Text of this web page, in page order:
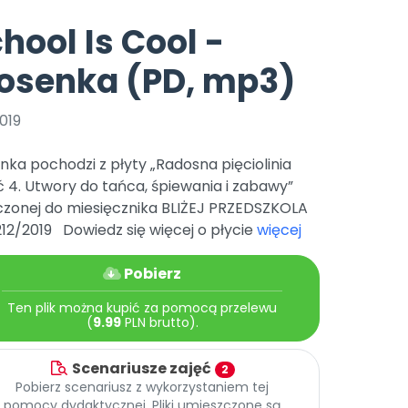
Archiwalne numery
Pomoc
Nowości
Zapowiedzi
Promocje
czerwca 2024 r. uzyskała
r. Nr decyzji:
Online.
Bliżej Pieska
Pomoc zwierzętom
Książka (dla) Przedszkolaka
TikTok
Zobacz nas na TikToku
YouTube
Is Cool -
(PD, mp3)
pochodzi z płyty „Radosna pięciolinia
4. Utwory do tańca, śpiewania i zabawy”
do miesięcznika BLIŻEJ PRZEDSZKOLA
2019 Dowiedz się więcej o płycie więcej
Pobierz
Ten plik można kupić za pomocą przelewu
(9.99PLN brutto).
Scenariusze zajęć 2
Pobierz scenariusz z wykorzystaniem tej